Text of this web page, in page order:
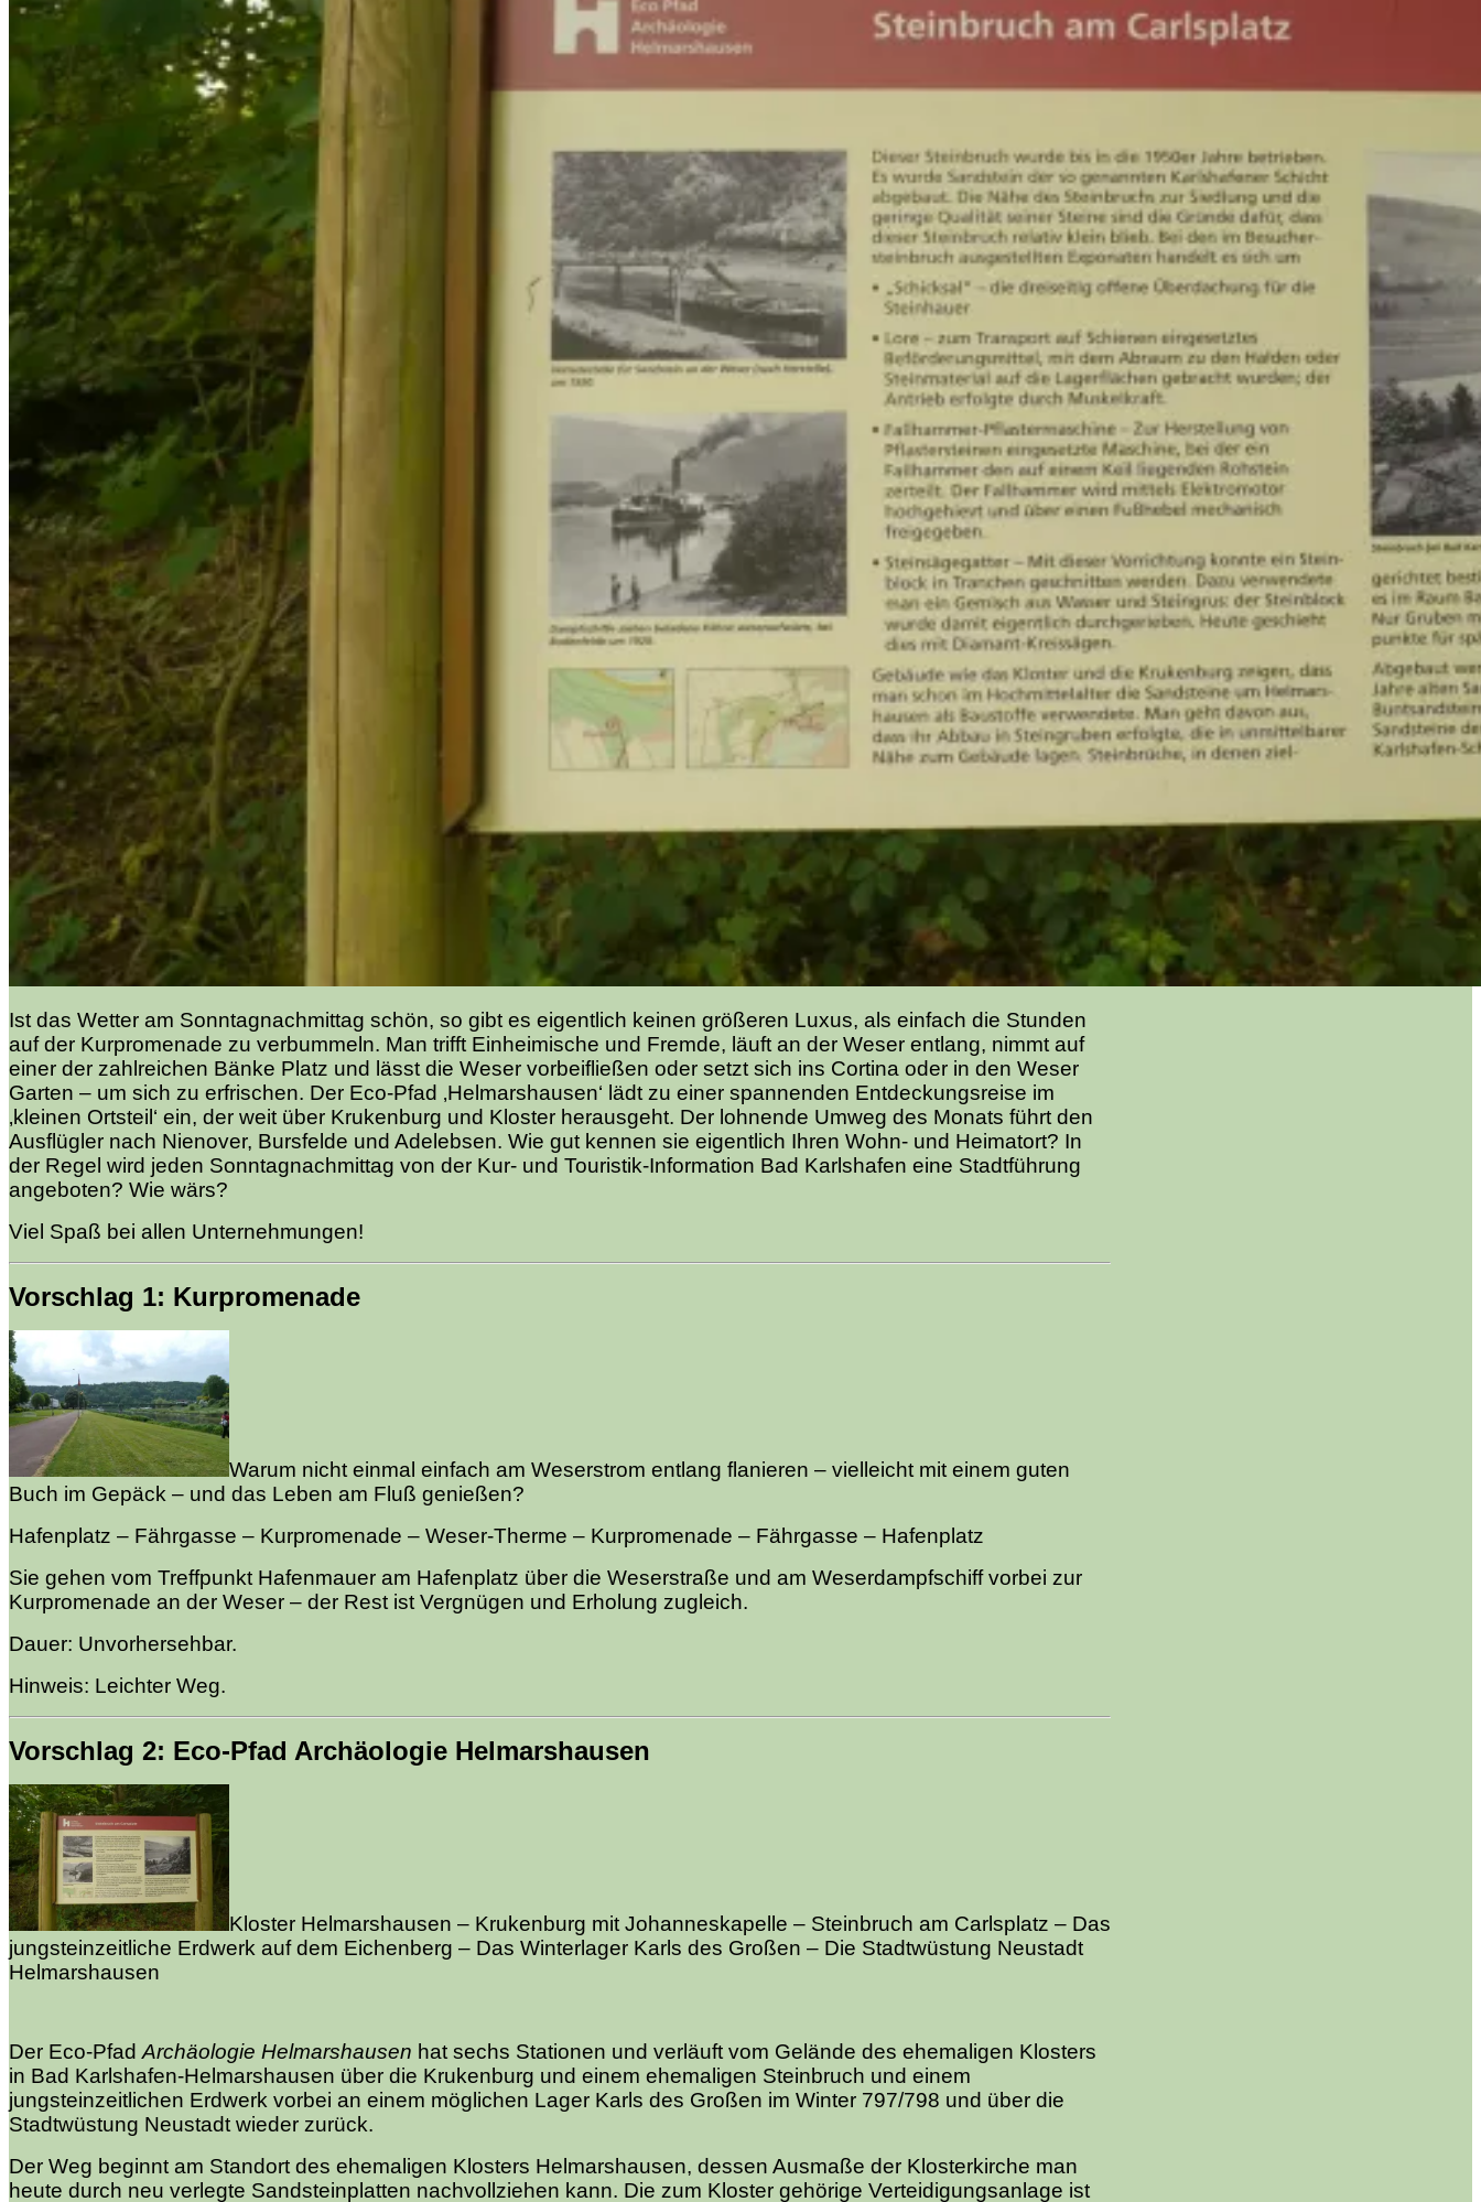
Ist das Wetter am Sonntagnachmittag schön, so gibt es eigentlich keinen größeren Luxus, als einfach die Stunden
auf der Kurpromenade zu verbummeln. Man trifft Einheimische und Fremde, läuft an der Weser entlang, nimmt auf
einer der zahlreichen Bänke Platz und lässt die Weser vorbeifließen oder setzt sich ins Cortina oder in den Weser
Garten – um sich zu erfrischen. Der Eco-Pfad ‚Helmarshausen‘ lädt zu einer spannenden Entdeckungsreise im
‚kleinen Ortsteil‘ ein, der weit über Krukenburg und Kloster herausgeht. Der lohnende Umweg des Monats führt den
Ausflügler nach Nienover, Bursfelde und Adelebsen. Wie gut kennen sie eigentlich Ihren Wohn- und Heimatort? In
der Regel wird jeden Sonntagnachmittag von der Kur- und Touristik-Information Bad Karlshafen eine Stadtführung
angeboten? Wie wärs?
Viel Spaß bei allen Unternehmungen!
Vorschlag 1: Kurpromenade
Warum nicht einmal einfach am Weserstrom entlang flanieren – vielleicht mit einem guten
Buch im Gepäck – und das Leben am Fluß genießen?
Hafenplatz – Fährgasse – Kurpromenade – Weser-Therme – Kurpromenade – Fährgasse – Hafenplatz
Sie gehen vom Treffpunkt Hafenmauer am Hafenplatz über die Weserstraße und am Weserdampfschiff vorbei zur
Kurpromenade an der Weser – der Rest ist Vergnügen und Erholung zugleich.
Dauer: Unvorhersehbar.
Hinweis: Leichter Weg.
Vorschlag 2: Eco-Pfad Archäologie Helmarshausen
Kloster Helmarshausen – Krukenburg mit Johanneskapelle – Steinbruch am Carlsplatz – Das
jungsteinzeitliche Erdwerk auf dem Eichenberg – Das Winterlager Karls des Großen – Die Stadtwüstung Neustadt
Helmarshausen
Der Eco-Pfad Archäologie Helmarshausen hat sechs Stationen und verläuft vom Gelände des ehemaligen Klosters
in Bad Karlshafen-Helmarshausen über die Krukenburg und einem ehemaligen Steinbruch und einem
jungsteinzeitlichen Erdwerk vorbei an einem möglichen Lager Karls des Großen im Winter 797/798 und über die
Stadtwüstung Neustadt wieder zurück.
Der Weg beginnt am Standort des ehemaligen Klosters Helmarshausen, dessen Ausmaße der Klosterkirche man
heute durch neu verlegte Sandsteinplatten nachvollziehen kann. Die zum Kloster gehörige Verteidigungsanlage ist